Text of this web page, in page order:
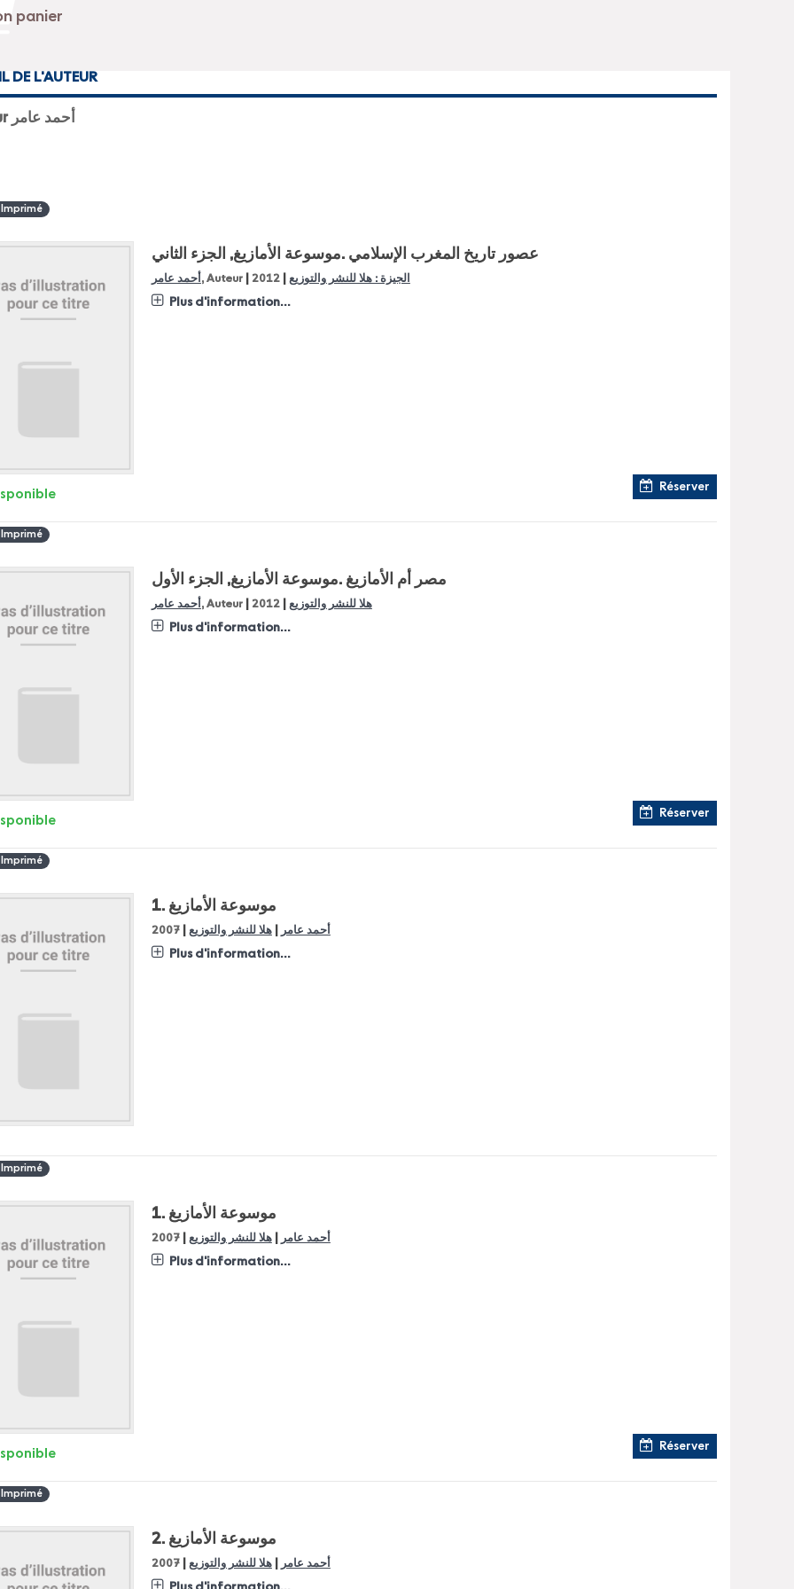
DE L'AUTEUR
Auteur أحمد عامر
موسوعة الأمازيغ, الجزء الثاني. عصور تاريخ المغرب الإسلامي
أحمد عامر , Auteur الجيزة : هلا للنشر والتوزيع |
2012
Plus d'information...
Réserver
Imprimé
موسوعة الأمازيغ, الجزء الأول. مصر أم الأمازيغ
أحمد عامر , Auteur هلا للنشر والتوزيع |
2012
Plus d'information...
Réserver
1. موسوعة الأمازيغ
أحمد عامر |هلا للنشر والتوزيع |
2007
Plus d'information...
1. موسوعة الأمازيغ
أحمد عامر |هلا للنشر والتوزيع |
2007
Plus d'information...
Réserver
Imprimé
2. موسوعة الأمازيغ
أحمد عامر |هلا للنشر والتوزيع |
2007